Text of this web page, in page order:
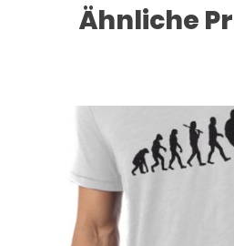
Ähnliche
Dieses Produkt weist mehrere Varianten auf. Die Optionen können auf